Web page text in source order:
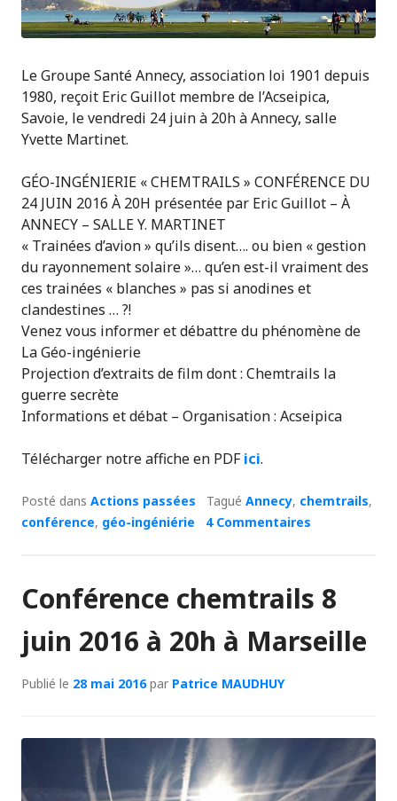
Le Groupe Santé Annecy, association loi 1901 depuis
1980, reçoit Eric Guillot membre de l’Acseipica,
Savoie, le vendredi 24 juin à 20h à Annecy, salle
Yvette Martinet.
GÉO-INGÉNIERIE « CHEMTRAILS » CONFÉRENCE DU
24 JUIN 2016 À 20H présentée par Eric Guillot – À
ANNECY – SALLE Y. MARTINET
« Trainées d’avion » qu’ils disent…. ou bien « gestion
du rayonnement solaire »… qu’en est-il vraiment des
ces trainées « blanches » pas si anodines et
clandestines … ?!
Venez vous informer et débattre du phénomène de
La Géo-ingénierie
Projection d’extraits de film dont : Chemtrails la
guerre secrète
Informations et débat – Organisation : Acseipica
Télécharger notre affiche en PDF ici.
Posté dans Actions passées Tagué Annecy, chemtrails,
conférence, géo-ingéniérie 4 Commentaires
Conférence chemtrails 8
juin 2016 à 20h à Marseille
Publié le 28 mai 2016par Patrice MAUDHUY